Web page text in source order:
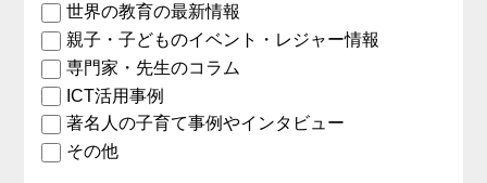
世界の教育の最新情報
親子・子どものイベント・レジャー情報
専門家・先生のコラム
ICT活用事例
著名人の子育て事例やインタビュー
その他